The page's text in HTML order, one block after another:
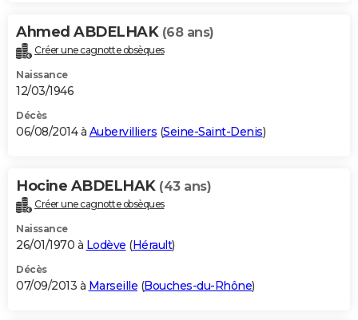
Ahmed ABDELHAK (68 ans)
Créer une cagnotte obsèques
Naissance
12/03/1946
Décès
06/08/2014 à Aubervilliers (Seine-Saint-Denis)
Hocine ABDELHAK (43 ans)
Créer une cagnotte obsèques
Naissance
26/01/1970 à Lodève (Hérault)
Décès
07/09/2013 à Marseille (Bouches-du-Rhône)